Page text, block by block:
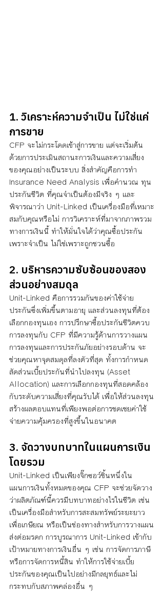
1. วิเคราะห์ความจำเป็น ไม่ใช่แค่
การขาย
CFP จะไม่กระโดดเข้าสู่การขาย แต่จะเริ่มต้น
ด้วยการประเมินสถานะการเงินและความเสี่ยง
ของคุณอย่างเป็นระบบ สิ่งสำคัญคือการทำ
Insurance Need Analysis เพื่อคำนวณ ทุน
ประกันชีวิต ที่คุณจำเป็นต้องมีจริง ๆ และ
พิจารณาว่า Unit-Linked เป็นเครื่องมือที่เหมาะ
สมกับคุณหรือไม่ การวิเคราะห์ที่มาจากภาพรวม
ทางการเงินนี้ ทำให้มั่นใจได้ว่าคุณซื้อประกัน
เพราะจำเป็น ไม่ใช่เพราะถูกชวนซื้อ
2. บริหารความซับซ้อนของสอง
ส่วนอย่างสมดุล
Unit-Linked คือการรวมกันของค่าใช้จ่าย
ประกันซึ่งเพิ่มขึ้นตามอายุ และส่วนลงทุนที่ต้อง
เลือกกองทุนเอง การปรึกษาซื้อประกันชีวิตควบ
การลงทุนกับ CFP ที่มีความรู้ด้านการวางแผน
การลงทุนและการประกันภัยอย่างรอบด้าน จะ
ช่วยคุณหาจุดสมดุลที่ลงตัวที่สุด ทั้งการกำหนด
สัดส่วนเบี้ยประกันที่นำไปลงทุน (Asset
Allocation) และการเลือกกองทุนที่สอดคล้อง
กับระดับความเสี่ยงที่คุณรับได้ เพื่อให้ส่วนลงทุน
สร้างผลตอบแทนที่เพียงพอต่อการชดเชยค่าใช้
จ่ายความคุ้มครองที่สูงขึ้นในอนาคต
3. จัดวางบทบาทในแผนการเงิน
โดยรวม
Unit-Linked เป็นเพียงจิ๊กซอว์ชิ้นหนึ่งใน
แผนการเงินทั้งหมดของคุณ CFP จะช่วยจัดวาง
ว่าผลิตภัณฑ์นี้ควรมีบทบาทอย่างไรในชีวิต เช่น
เป็นเครื่องมือสำหรับการสะสมทรัพย์ระยะยาว
เพื่อเกษียณ หรือเป็นช่องทางสำหรับการวางแผน
ส่งต่อมรดก การบูรณาการ Unit-Linked เข้ากับ
เป้าหมายทางการเงินอื่น ๆ เช่น การจัดการภาษี
หรือการจัดการหนี้สิน ทำให้การใช้จ่ายเบี้ย
ประกันของคุณเป็นไปอย่างมีกลยุทธ์และไม่
กระทบกับสภาพคล่องอื่น ๆ